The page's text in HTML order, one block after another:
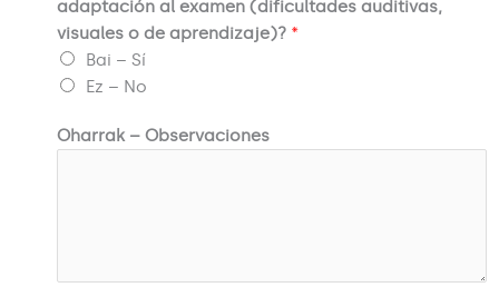
adaptación al examen (dificultades auditivas,
visuales o de aprendizaje)? *
Bai – Sí
Ez – No
Oharrak – Observaciones